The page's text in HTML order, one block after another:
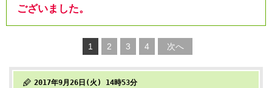
ございました。
1 2 3 4 次へ
2017年9月26日(火) 14時53分